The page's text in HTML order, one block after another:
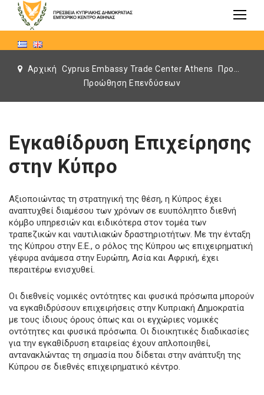
Αρχική Cyprus Embassy Trade Center Athens
Προώθηση Επενδύσεων
Προώθηση Επενδύσεων
Εγκαθίδρυση Επιχείρησης
στην Κύπρο
Αξιοποιώντας τη στρατηγική της θέση, η Κύπρος έχει
αναπτυχθεί διαμέσου των χρόνων σε ευυπόληπτο διεθνή
κόμβο υπηρεσιών και ειδικότερα στον τομέα των
τραπεζικών και ναυτιλιακών δραστηριοτήτων. Με την ένταξη
της Κύπρου στην Ε.Ε., ο ρόλος της Κύπρου ως επιχειρηματική
γέφυρα ανάμεσα στην Ευρώπη, Ασία και Αφρική, έχει
περαιτέρω ενισχυθεί.
Οι διεθνείς νομικές οντότητες και φυσικά πρόσωπα μπορούν
να εγκαθιδρύσουν επιχειρήσεις στην Κυπριακή Δημοκρατία
με τους ίδιους όρους όπως και οι εγχώριες νομικές
οντότητες και φυσικά πρόσωπα. Οι διοικητικές διαδικασίες
για την εγκαθίδρυση εταιρείας έχουν απλοποιηθεί,
αντανακλώντας τη σημασία που δίδεται στην ανάπτυξη της
Κύπρου σε διεθνές επιχειρηματικό κέντρο.